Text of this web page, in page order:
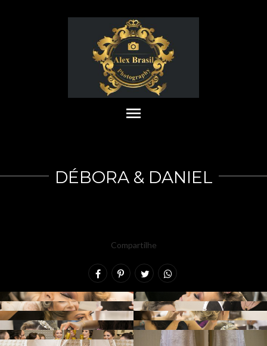
menu
DÉBORA & DANIEL
Compartilhe